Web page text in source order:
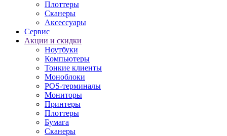
Плоттеры
Сканеры
Аксессуары
Сервис
Акции и скидки
Ноутбуки
Компьютеры
Тонкие клиенты
Моноблоки
POS-терминалы
Мониторы
Принтеры
Плоттеры
Бумага
Сканеры